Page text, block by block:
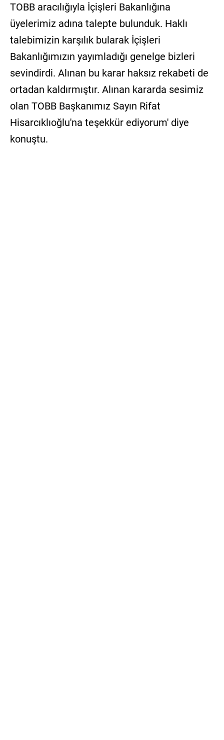
TOBB aracılığıyla İçişleri Bakanlığına
üyelerimiz adına talepte bulunduk. Haklı
talebimizin karşılık bularak İçişleri
Bakanlığımızın yayımladığı genelge bizleri
sevindirdi. Alınan bu karar haksız rekabeti de
ortadan kaldırmıştır. Alınan kararda sesimiz
olan TOBB Başkanımız Sayın Rifat
Hisarcıklıoğlu'na teşekkür ediyorum' diye
konuştu.